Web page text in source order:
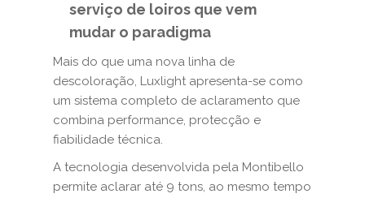
serviço de loiros que vem
mudar o paradigma
Mais do que uma nova linha de
descoloração, Luxlight apresenta-se como
um sistema completo de aclaramento que
combina performance, protecção e
fiabilidade técnica.
A tecnologia desenvolvida pela Montibello
permite aclarar até 9 tons, ao mesmo tempo